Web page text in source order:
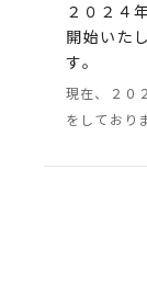
２０２４
開始いた
す。
現在、２０
をしてお